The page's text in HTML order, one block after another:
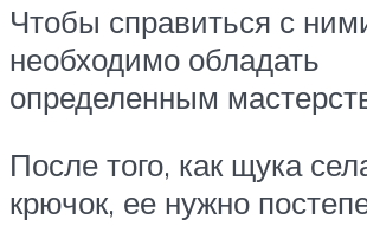
Чтобы справиться с
необходимо обладать
определенным
После того, как щука
крючок, ее нужно